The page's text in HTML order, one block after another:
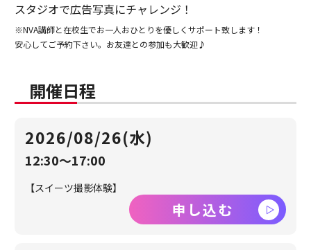
スタジオで広告写真にチャレンジ！
※NVA講師と在校生でお一人おひとりを優しくサポート致します！
安心してご予約下さい。お友達との参加も大歓迎♪
開催日程
2026/08/26(水)
12:30～17:00
【スイーツ撮影体験】
申し込む